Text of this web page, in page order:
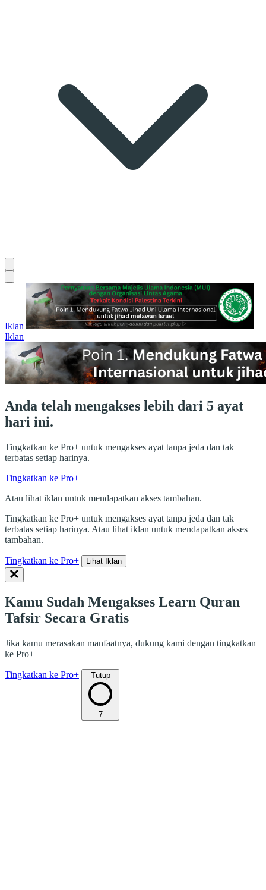
Iklan
Iklan
Anda telah mengakses lebih dari 5 ayat
hari ini.
Tingkatkan ke Pro+ untuk mengakses ayat tanpa jeda dan tak
terbatas setiap harinya.
Tingkatkan ke Pro+
Atau lihat iklan untuk mendapatkan akses tambahan.
Tingkatkan ke Pro+ untuk mengakses ayat tanpa jeda dan tak
terbatas setiap harinya. Atau lihat iklan untuk mendapatkan akses
tambahan.
Tingkatkan ke Pro+ Lihat Iklan
Kamu Sudah Mengakses Learn Quran
Tafsir Secara Gratis
Jika kamu merasakan manfaatnya, dukung kami dengan tingkatkan
ke Pro+
Tingkatkan ke Pro+ Tutup
7